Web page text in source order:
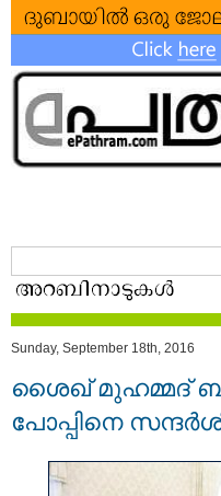
Sunday, September 18th, 2016
ശൈഖ് മുഹമ്മദ്
പോപ്പിനെ